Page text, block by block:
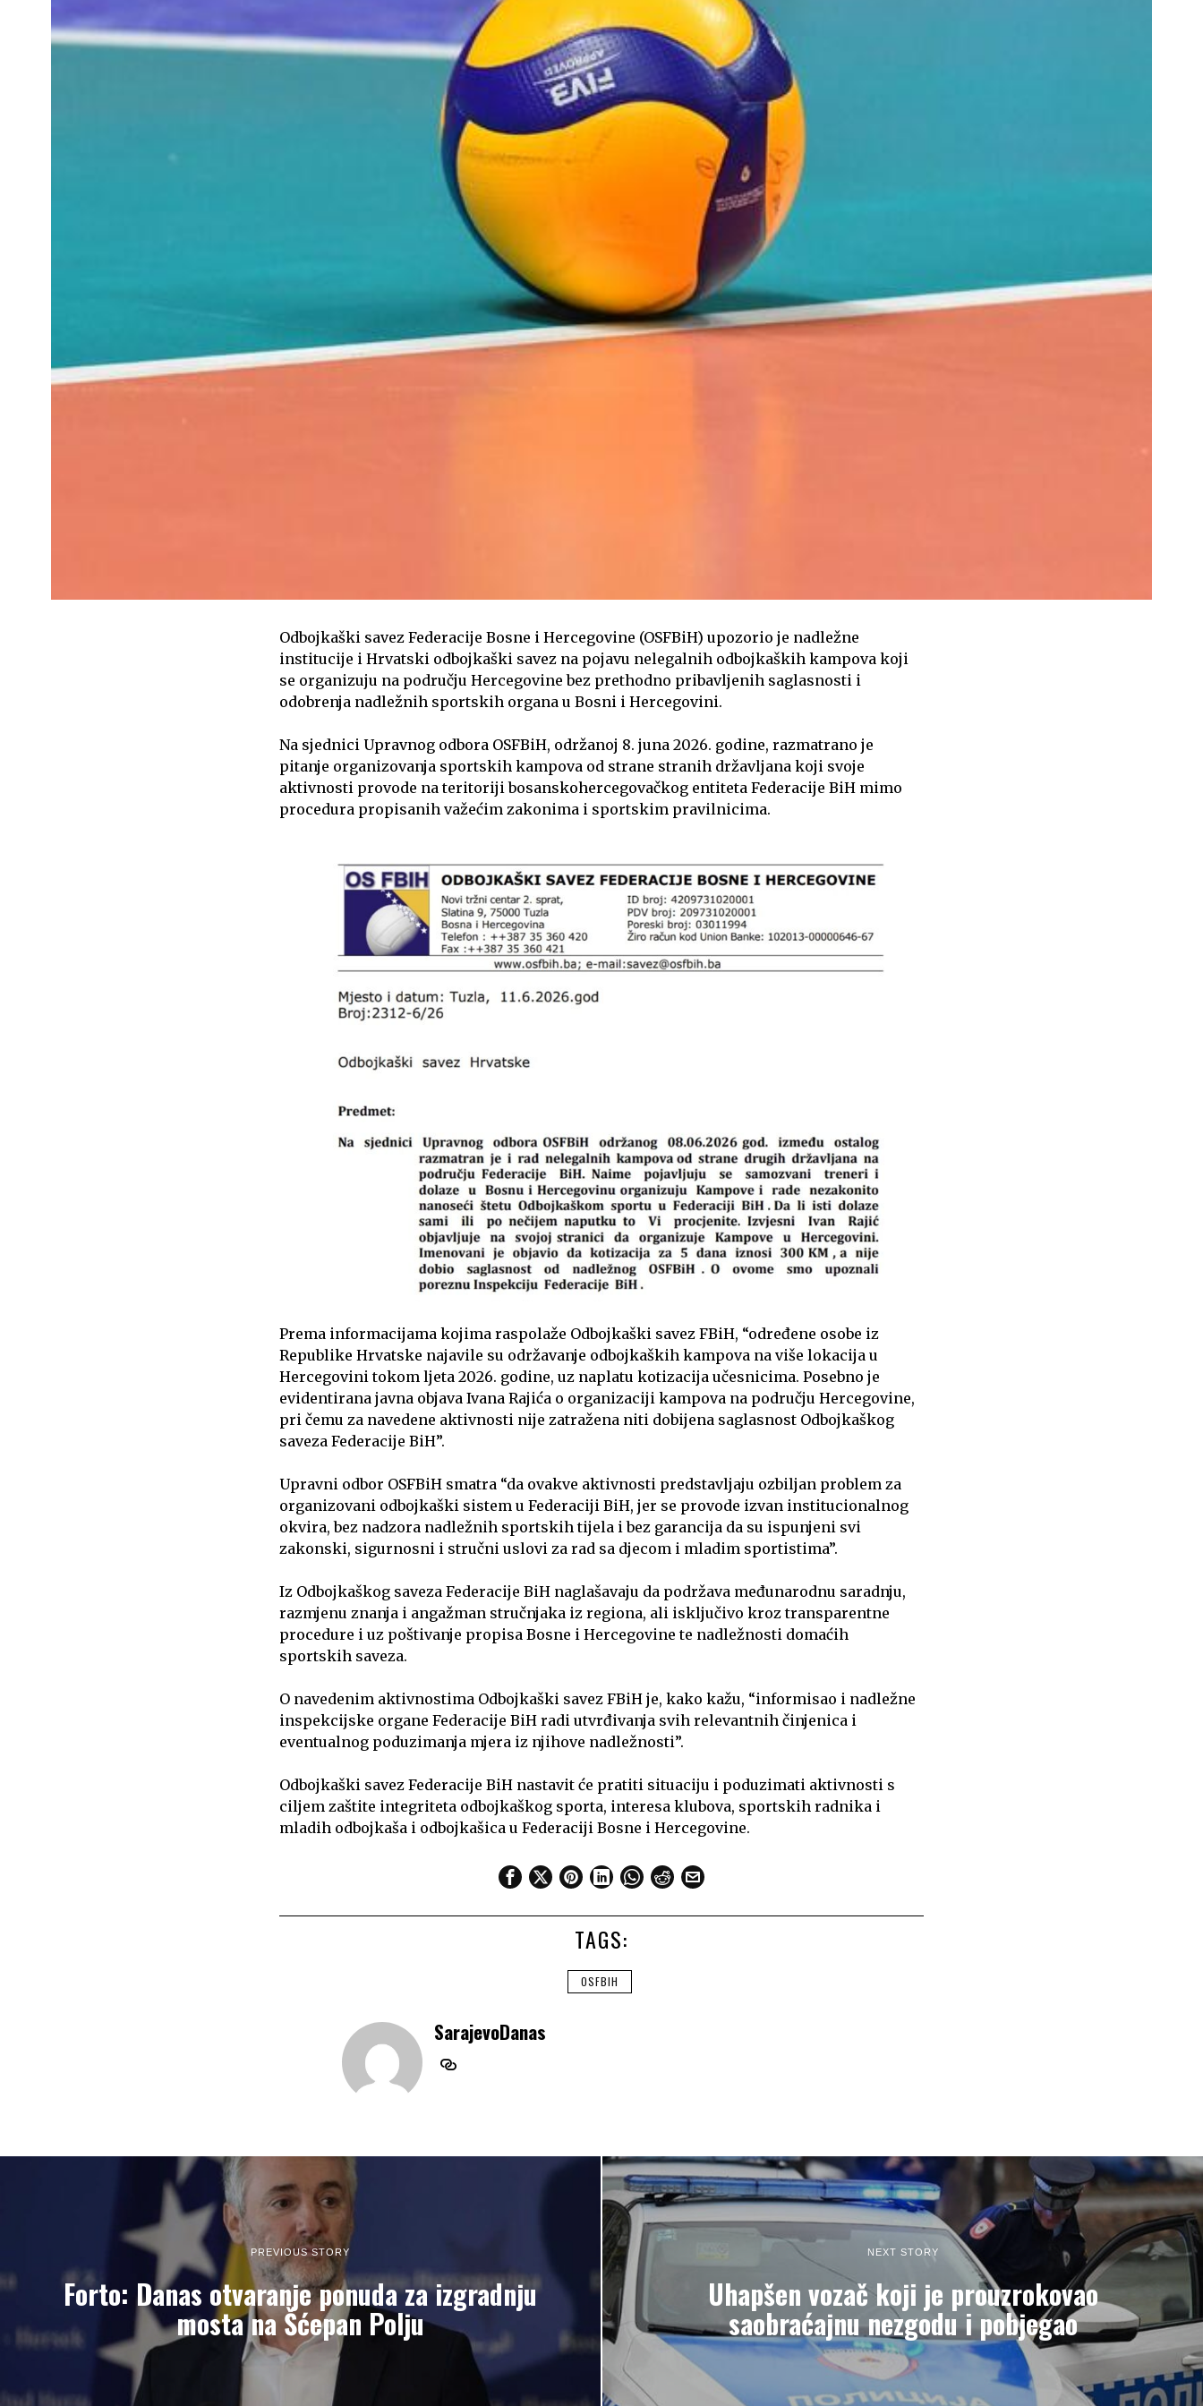
Odbojkaški savez Federacije Bosne i Hercegovine (OSFBiH) upozorio je nadležne
institucije i Hrvatski odbojkaški savez na pojavu nelegalnih odbojkaških kampova koji
se organizuju na području Hercegovine bez prethodno pribavljenih saglasnosti i
odobrenja nadležnih sportskih organa u Bosni i Hercegovini.
Na sjednici Upravnog odbora OSFBiH, održanoj 8. juna 2026. godine, razmatrano je
pitanje organizovanja sportskih kampova od strane stranih državljana koji svoje
aktivnosti provode na teritoriji bosanskohercegovačkog entiteta Federacije BiH mimo
procedura propisanih važećim zakonima i sportskim pravilnicima.
Prema informacijama kojima raspolaže Odbojkaški savez FBiH, “određene osobe iz
Republike Hrvatske najavile su održavanje odbojkaških kampova na više lokacija u
Hercegovini tokom ljeta 2026. godine, uz naplatu kotizacija učesnicima. Posebno je
evidentirana javna objava Ivana Rajića o organizaciji kampova na području Hercegovine,
pri čemu za navedene aktivnosti nije zatražena niti dobijena saglasnost Odbojkaškog
saveza Federacije BiH”.
Upravni odbor OSFBiH smatra “da ovakve aktivnosti predstavljaju ozbiljan problem za
organizovani odbojkaški sistem u Federaciji BiH, jer se provode izvan institucionalnog
okvira, bez nadzora nadležnih sportskih tijela i bez garancija da su ispunjeni svi
zakonski, sigurnosni i stručni uslovi za rad sa djecom i mladim sportistima”.
Iz Odbojkaškog saveza Federacije BiH naglašavaju da podržava međunarodnu saradnju,
razmjenu znanja i angažman stručnjaka iz regiona, ali isključivo kroz transparentne
procedure i uz poštivanje propisa Bosne i Hercegovine te nadležnosti domaćih
sportskih saveza.
O navedenim aktivnostima Odbojkaški savez FBiH je, kako kažu, “informisao i nadležne
inspekcijske organe Federacije BiH radi utvrđivanja svih relevantnih činjenica i
eventualnog poduzimanja mjera iz njihove nadležnosti”.
Odbojkaški savez Federacije BiH nastavit će pratiti situaciju i poduzimati aktivnosti s
ciljem zaštite integriteta odbojkaškog sporta, interesa klubova, sportskih radnika i
mladih odbojkaša i odbojkašica u Federaciji Bosne i Hercegovine.
TAGS:
OSFBIH
SarajevoDanas
PREVIOUS STORY
Forto: Danas otvaranje ponuda za izgradnju
mosta na Šćepan Polju
NEXT STORY
Uhapšen vozač koji je prouzrokovao
saobraćajnu nezgodu i pobjegao